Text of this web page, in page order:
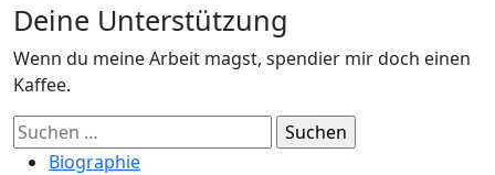
Deine Unterstützung
Wenn du meine Arbeit magst, spendier mir doch einen
Kaffee.
Suchen
nach:Biographie